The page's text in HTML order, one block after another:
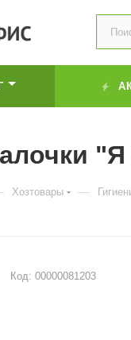
Хозтовары —
Код: 00000081203